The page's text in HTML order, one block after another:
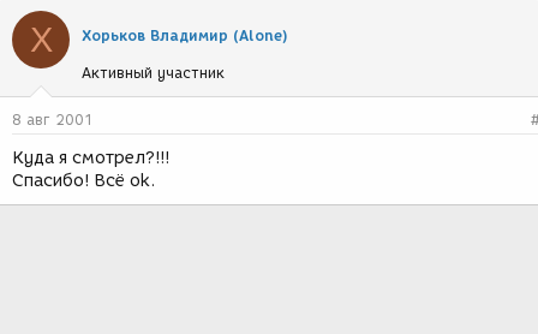
Х Хорьков Владимир (Alone)
Активный участник
8 авг 2001
Куда я смотрел?!!!
Спасибо! Всё ok.